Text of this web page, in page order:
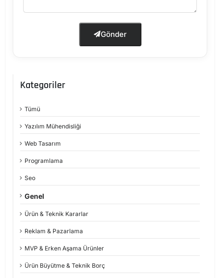
Gönder
Kategoriler
Tümü
Yazılım Mühendisliği
Web Tasarım
Programlama
Seo
Genel
Ürün & Teknik Kararlar
Reklam & Pazarlama
MVP & Erken Aşama Ürünler
Ürün Büyütme & Teknik Borç